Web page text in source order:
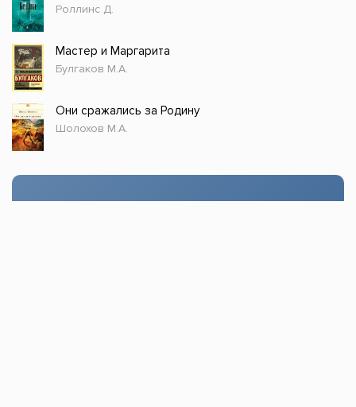
Роллинс Д.
Мастер и Маргарита
Булгаков М.А.
Они сражались за Родину
Шолохов М.А.